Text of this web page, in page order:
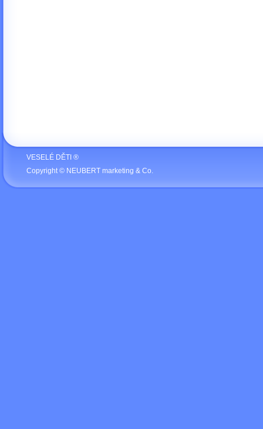
VESELÉ DĚTI ®
Copyright © NEUBERT marketing & Co.